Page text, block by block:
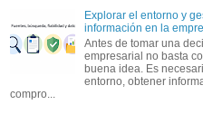
Explorar el entorno y
información en la
Antes de tomar una
empresarial no basta
buena idea. Es
entorno, obtener
compro...